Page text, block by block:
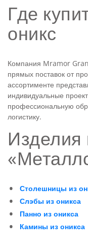
Где
оникс
Компания Mramor
прямых поставок от
ассортименте
индивидуальные
профессиональную
логистику.
Изделия
Столешницы из
Слэбы из оникса
Панно из оникса
Камины из оникса